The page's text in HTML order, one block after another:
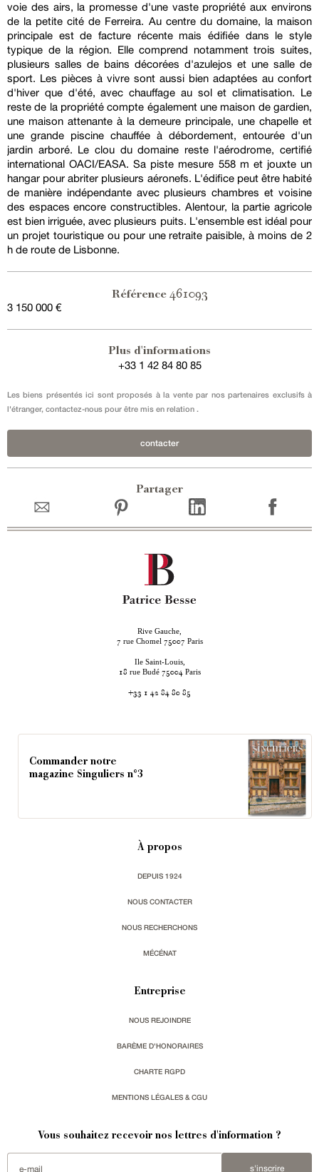
voie des airs, la promesse d'une vaste propriété aux environs
de la petite cité de Ferreira. Au centre du domaine, la maison
principale est de facture récente mais édifiée dans le style
typique de la région. Elle comprend notamment trois suites,
plusieurs salles de bains décorées d'azulejos et une salle de
sport. Les pièces à vivre sont aussi bien adaptées au confort
d'hiver que d'été, avec chauffage au sol et climatisation. Le
reste de la propriété compte également une maison de gardien,
une maison attenante à la demeure principale, une chapelle et
une grande piscine chauffée à débordement, entourée d'un
jardin arboré. Le clou du domaine reste l'aérodrome, certifié
international OACI/EASA. Sa piste mesure 558 m et jouxte un
hangar pour abriter plusieurs aéronefs. L'édifice peut être habité
de manière indépendante avec plusieurs chambres et voisine
des espaces encore constructibles. Alentour, la partie agricole
est bien irriguée, avec plusieurs puits. L'ensemble est idéal pour
un projet touristique ou pour une retraite paisible, à moins de 2
h de route de Lisbonne.
Référence 461093
3 150 000 €
Plus d'informations
+33 1 42 84 80 85
Les biens présentés ici sont proposés à la vente par nos partenaires exclusifs à
l'étranger, contactez-nous pour être mis en relation .
contacter
Partager
Rive Gauche,
7 rue Chomel 75007 Paris
Ile Saint-Louis,
18 rue Budé 75004 Paris
+33 1 42 84 80 85
Commander notre
magazine Singuliers n°3
À propos
DEPUIS 1924
NOUS CONTACTER
NOUS RECHERCHONS
MÉCÉNAT
Entreprise
NOUS REJOINDRE
BARÈME D'HONORAIRES
CHARTE RGPD
MENTIONS LÉGALES & CGU
Vous souhaitez recevoir nos lettres d'information ?
s'inscrire